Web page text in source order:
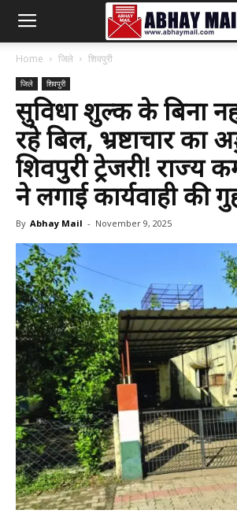
Abhay
Mail
Home जिले शिवपुरी
जिले शिवपुरी
सुविधा शुल्क के बिना
रहे बिल, भ्रष्टाचार का
शिवपुरी ट्रेजरी! राज्य
ने लगाई कार्यवाही की
By Abhay Mail - November 9, 2025